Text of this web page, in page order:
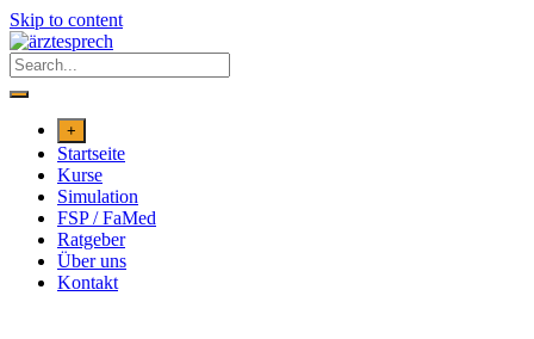
Skip to content
+
Startseite
Kurse
Simulation
FSP / FaMed
Ratgeber
Über uns
Kontakt